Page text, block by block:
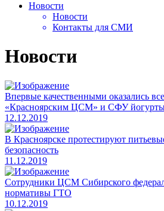
Новости
Новости
Контакты для СМИ
Новости
Впервые качественными оказались
«Красноярским ЦСМ» и СФУ
12.12.2019
В Красноярске протестируют
безопасность
11.12.2019
Сотрудники ЦСМ Сибирского
нормативы ГТО
10.12.2019